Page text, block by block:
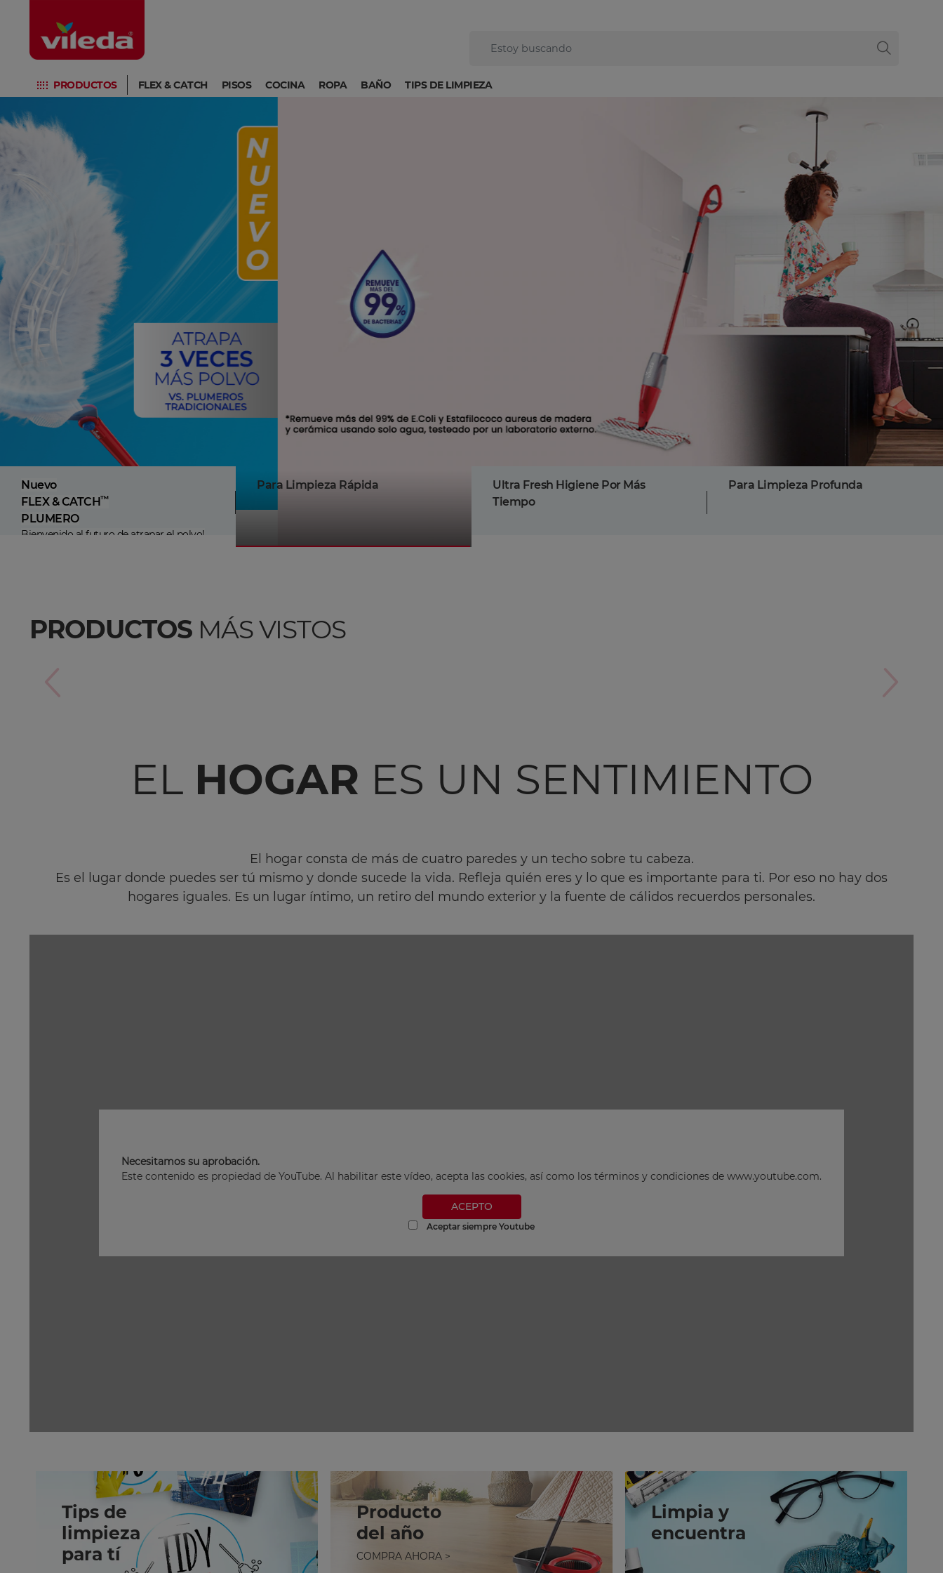
PRODUCTOS FLEX & CATCH PISOS COCINA ROPA BAÑO TIPS DE LIMPIEZA
Nuevo
FLEX & CATCH™
PLUMERO
Bienvenido al futuro de atrapar el polvo!
Para Limpieza Rápida
Ultra Fresh Higiene Por Más
Tiempo
Para Limpieza Profunda
PRODUCTOS MÁS VISTOS
EL HOGAR ES UN SENTIMIENTO
El hogar consta de más de cuatro paredes y un techo sobre tu cabeza.
Es el lugar donde puedes ser tú mismo y donde sucede la vida. Refleja quién eres y lo que es importante para ti. Por eso no hay dos
hogares iguales. Es un lugar íntimo, un retiro del mundo exterior y la fuente de cálidos recuerdos personales.
Necesitamos su aprobación.
Este contenido es propiedad de YouTube. Al habilitar este vídeo, acepta las cookies, así como los términos y condiciones de www.youtube.com.
ACEPTO
Aceptar siempre Youtube
Tips de
limpieza
para tí
Producto
del año
COMPRA AHORA
Limpia y
encuentra